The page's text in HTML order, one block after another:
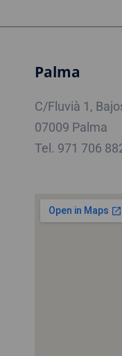
Palma
C/Fluvià 1,
07009 Palma
Tel. 971 706